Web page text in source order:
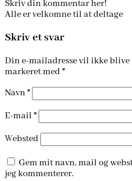
Skriv din kommentar her!
Alle er velkomne til at deltage
Skriv et svar
Din e-mailadresse vil ikke
markeret med *
Navn*
E-mail *
Websted
Gem mit navn, mail og
jeg kommenterer.